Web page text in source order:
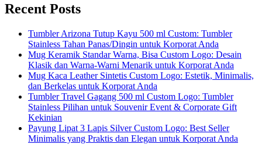
Recent Posts
Tumbler Arizona Tutup Kayu 500 ml Custom: Tumbler
Stainless Tahan Panas/Dingin untuk Korporat Anda
Mug Keramik Standar Warna, Bisa Custom Logo: Desain
Klasik dan Warna-Warni Menarik untuk Korporat Anda
Mug Kaca Leather Sintetis Custom Logo: Estetik, Minimalis,
dan Berkelas untuk Korporat Anda
Tumbler Travel Gagang 500 ml Custom Logo: Tumbler
Stainless Pilihan untuk Souvenir Event & Corporate Gift
Kekinian
Payung Lipat 3 Lapis Silver Custom Logo: Best Seller
Minimalis yang Praktis dan Elegan untuk Korporat Anda